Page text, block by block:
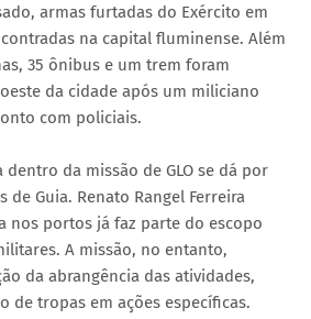
armas furtadas do Exército em
na capital fluminense. Além
35 ônibus e um trem foram
da cidade após um miliciano
com policiais.
da missão de GLO se dá por
de Guia. Renato Rangel Ferreira
nos portos já faz parte do escopo
A missão, no entanto,
da abrangência das atividades,
de tropas em ações específicas.